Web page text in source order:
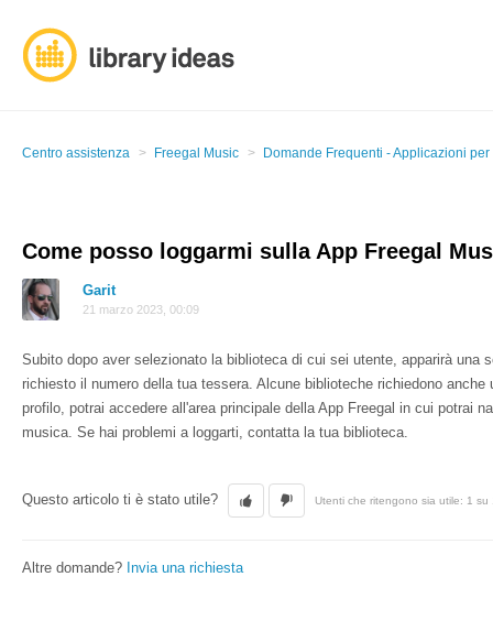
Centro assistenza Freegal Music Domande Frequenti - Applicazioni
Come posso loggarmi sulla App Freegal
Garit
21 marzo 2023, 00:09
Subito dopo aver selezionato la biblioteca di cui sei utente, apparirà una
richiesto il numero della tua tessera. Alcune biblioteche richiedono
profilo, potrai accedere all'area principale della App Freegal in cui potrai
musica. Se hai problemi a loggarti, contatta la tua biblioteca.
Questo articolo ti è stato utile? Utenti che ritengono sia utile: 1 su
Altre domande? Invia una richiesta